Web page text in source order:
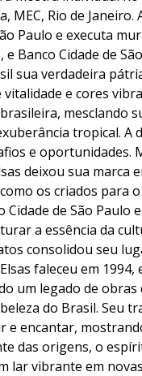
MEC, Rio de Janeiro.
Paulo e executa
e Banco Cidade de
sua verdadeira
e cores
mesclando
tropical. A
e oportunidades.
deixou sua marca
os criados para
Cidade de São Paulo
a essência da
consolidou seu
faleceu em 1994,
um legado de obras
do Brasil. Seu
e encantar,
das origens, o
lar vibrante em